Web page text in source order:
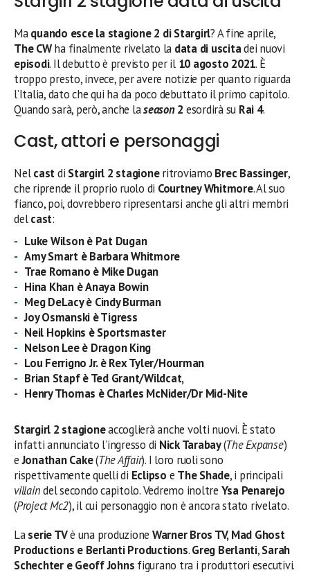
Maquando esce la stagione 2 di Stargirl? A fine aprile,
The CWha finalmente rivelato la data di uscitadei nuovi
episodi. Il debutto è previsto per il 10 agosto 2021. È
troppo presto, invece, per avere notizie per quanto riguarda
l’Italia, dato che qui ha da poco debuttato il primo capitolo.
Quando sarà, però, anche laseason2 esordirà su Rai 4.
Cast, attori e personaggi
Nelcastdi Stargirl 2 stagioneritroviamo Brec Bassinger,
che riprende il proprio ruolo di Courtney Whitmore. Al suo
fianco, poi, dovrebbero ripresentarsi anche gli altri membri
delcast:
Luke Wilson è Pat Dugan
Amy Smart è Barbara Whitmore
Trae Romano è Mike Dugan
Hina Khan èAnaya Bowin
Meg DeLacy è Cindy Burman
Joy Osmanski è Tigress
Neil Hopkins è Sportsmaster
Nelson Lee è Dragon King
Lou Ferrigno Jr. è Rex Tyler/Hourman
Brian Stapf è Ted Grant/Wildcat,
Henry Thomas è Charles McNider/Dr Mid-Nite
Stargirl 2 stagioneaccoglierà anche volti nuovi. È stato
infatti annunciato l’ingresso di Nick Tarabay(The Expanse)
eJonathan Cake(The Affair). I loro ruoli sono
rispettivamente quelli di Eclipso e The Shade, i principali
villaindel secondo capitolo. Vedremo inoltre Ysa Penarejo
(Project Mc2), il cui personaggio non è ancora stato rivelato.
Laserie TVè una produzione Warner Bros TV, Mad Ghost
Productions e Berlanti Productions.Greg Berlanti,Sarah
Schechter e Geoff Johns figurano tra i produttori esecutivi.